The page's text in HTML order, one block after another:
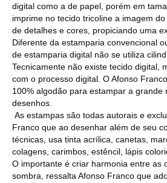
digital como a de papel, porém em
imprime no tecido tricoline a imagem
de detalhes e cores, propiciando uma
Diferente da estamparia convencional
de estamparia digital não se utiliza
Tecnicamente não existe tecido digital,
com o processo digital. O Afonso
100% algodão para estampar a grande
desenhos.
As estampas são todas autorais e
Franco que ao desenhar além de seu
técnicas, usa tinta acrílica, canetas,
colagens, carimbos, estêncil, lápis
O importante é criar harmonia entre as
sombra, ressalta Afonso Franco que